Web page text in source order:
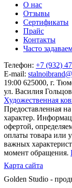
О нас
Отзывы
Сертификаты
Прайс
Контакты
Часто
Телефон: +7 (932)
E-mail:
19:00 625000, г.
ул. Василия
Художественная
Предоставленная
характер.
офертой,
оплаты товара или
важных
момент обращения.
Карта сайта
Golden Studio -